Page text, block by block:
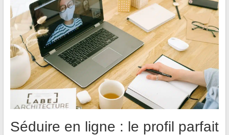
Séduire en ligne : le profil parfait